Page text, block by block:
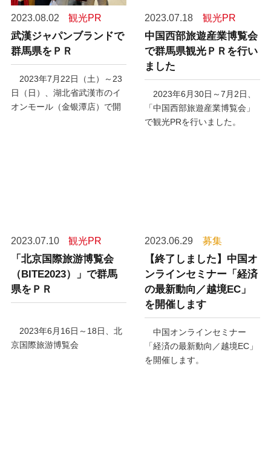
2023.08.02 観光PR
武漢ジャパンブランドで
群馬県をＰＲ
2023年7 月 22日（土）～ 23
日（日）、 湖北省武漢市のイ
オンモール（金银潭店）で開
2023.07.18 観光PR
中国西部旅遊産業博覧会
で群馬県観光ＰＲを行い
ました
2023年6 月30日～7 月 2日、
「中国西部旅遊産業博覧会」
で観光PRを行いました。
2023.07.10 観光PR
「北京国際旅游博覧会
（BITE2023）」で群馬
県をＰＲ
2023年6月16日～18日、北
京国際旅游博覧会
2023.06.29 募集
【終了しました】中国オ
ンラインセミナー「経済
の最新動向／越境EC」
を開催します
中国オンラインセミナー
「経済の最新動向／越境EC」
を開催します。